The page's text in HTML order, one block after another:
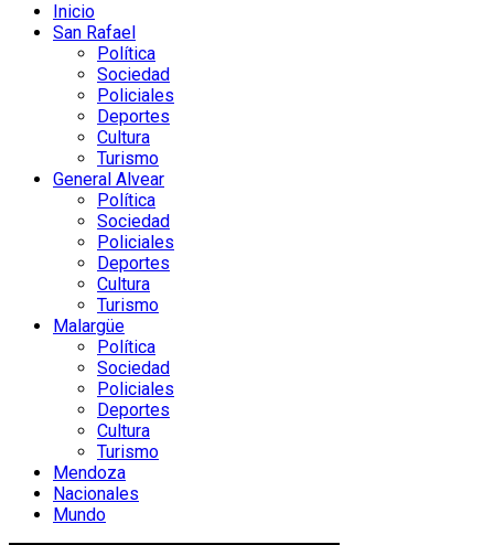
Inicio
San Rafael
Política
Sociedad
Policiales
Deportes
Cultura
Turismo
General Alvear
Política
Sociedad
Policiales
Deportes
Cultura
Turismo
Malargüe
Política
Sociedad
Policiales
Deportes
Cultura
Turismo
Mendoza
Nacionales
Mundo